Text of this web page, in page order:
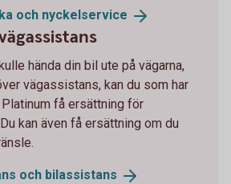
och nyckelservice
hända din bil ute på vägarna,
vägassistans, kan du som har
få ersättning för
kan även få ersättning om du
och bilassistans